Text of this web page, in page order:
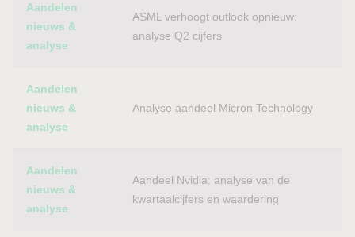
Aandelen
nieuws &
analyse
ASML verhoogt outlook opnieuw:
analyse Q2 cijfers
Aandelen
nieuws &
analyse
Analyse aandeel Micron Technology
Aandelen
nieuws &
analyse
Aandeel Nvidia: analyse van de
kwartaalcijfers en waardering